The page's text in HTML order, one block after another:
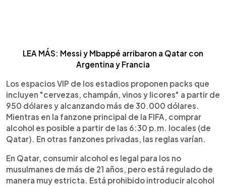
LEA MÁS: Messi y Mbappé arribaron a Qatar con
Argentina y Francia
Los espacios VIP de los estadios proponen packs que
incluyen "cervezas, champán, vinos y licores" a partir de
950 dólares y alcanzando más de 30.000 dólares.
Mientras en la fanzone principal de la FIFA, comprar
alcohol es posible a partir de las 6:30 p.m. locales (de
Qatar). En otras fanzones privadas, las reglas varían.
En Qatar, consumir alcohol es legal para los no
musulmanes de más de 21 años, pero está regulado de
manera muy estricta. Está prohibido introducir alcohol